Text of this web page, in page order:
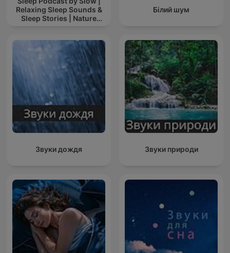
Relaxing Sleep Sounds &
Sleep Stories | Nature
Білий шум
Звуки дождя Звуки природи